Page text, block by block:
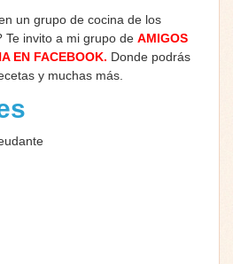
un grupo de cocina de los
Te invito a mi grupo de AMIGOS
EN FACEBOOK. Donde podrás
y muchas más.